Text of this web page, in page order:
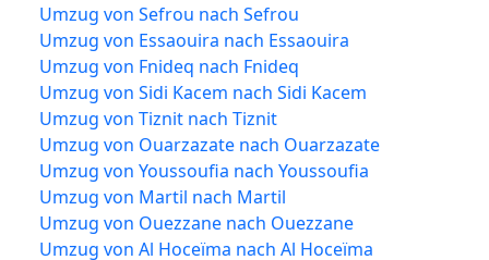
Umzug von Sefrou nach Sefrou
Umzug von Essaouira nach Essaouira
Umzug von Fnideq nach Fnideq
Umzug von Sidi Kacem nach Sidi Kacem
Umzug von Tiznit nach Tiznit
Umzug von Ouarzazate nach Ouarzazate
Umzug von Youssoufia nach Youssoufia
Umzug von Martil nach Martil
Umzug von Ouezzane nach Ouezzane
Umzug von Al Hoceïma nach Al Hoceïma